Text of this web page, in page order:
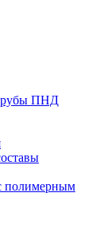
ПНД
полимерным